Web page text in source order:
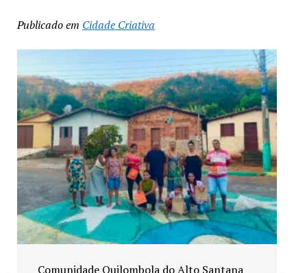
Publicado em Cidade Criativa
Exposição “Arte em Cores” leva pinturas a
espaços públicos de Senador Canedo